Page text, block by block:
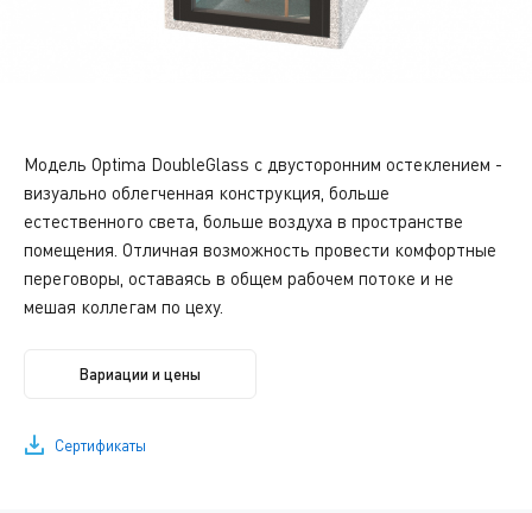
Модель Optima DoubleGlass с двусторонним остеклением -
визуально облегченная конструкция, больше
естественного света, больше воздуха в пространстве
помещения. Отличная возможность провести комфортные
переговоры, оставаясь в общем рабочем потоке и не
мешая коллегам по цеху.
Вариации и цены
Сертификаты